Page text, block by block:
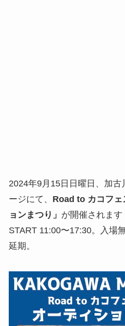
2024年9月15日日曜日、加
ージにて、 Road to カコフェ
ョンまつり」 が開催されま
START 11:00〜17:30。入場
延期。